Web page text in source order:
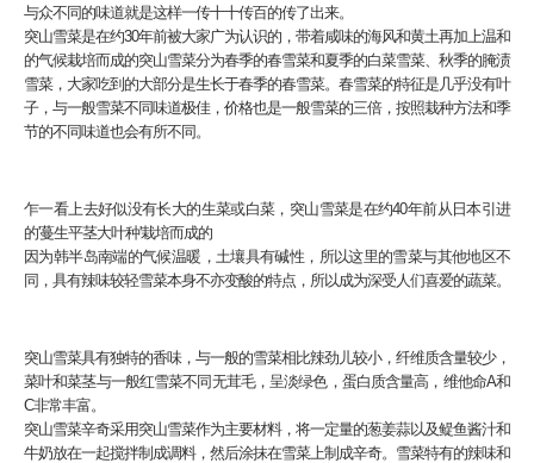
与众不同的味道就是这样一传十十传百的传了出来。
突山雪菜是在约30年前被大家广为认识的，带着咸味的海风和黄土再加上温和
的气候栽培而成的突山雪菜分为春季的春雪菜和夏季的白菜雪菜、秋季的腌渍
雪菜，大家吃到的大部分是生长于春季的春雪菜。春雪菜的特征是几乎没有叶
子，与一般雪菜不同味道极佳，价格也是一般雪菜的三倍，按照栽种方法和季
节的不同味道也会有所不同。
乍一看上去好似没有长大的生菜或白菜，突山雪菜是在约40年前从日本引进
的'蔓生平茎大叶种'栽培而成的
因为韩半岛南端的气候温暖，土壤具有碱性，所以这里的雪菜与其他地区不
同，具有辣味较轻雪菜本身不亦变酸的特点，所以成为深受人们喜爱的蔬菜。
突山雪菜具有独特的香味，与一般的雪菜相比辣劲儿较小，纤维质含量较少，
菜叶和菜茎与一般红雪菜不同无茸毛，呈淡绿色，蛋白质含量高，维他命A和
C非常丰富。
突山雪菜辛奇采用突山雪菜作为主要材料，将一定量的葱姜蒜以及鳀鱼酱汁和
牛奶放在一起搅拌制成调料，然后涂抹在雪菜上制成辛奇。雪菜特有的辣味和